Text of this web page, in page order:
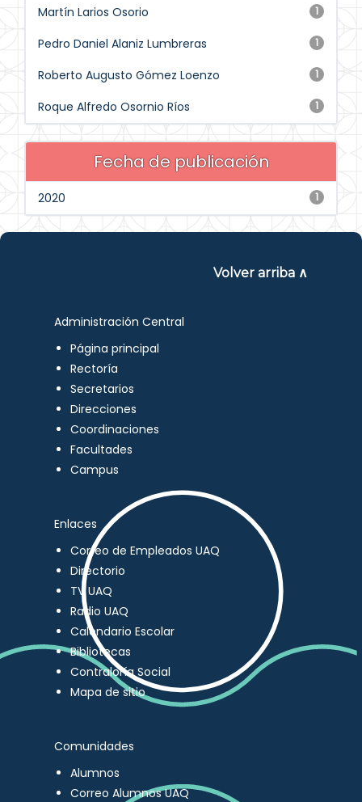
1
Martín Larios Osorio
1
Pedro Daniel Alaniz Lumbreras
1
Roberto Augusto Gómez Loenzo
1
Roque Alfredo Osornio Ríos
Fecha de publicación
1
2020
Volver arriba ∧
Administración Central
Página principal
Rectoría
Secretarios
Direcciones
Coordinaciones
Facultades
Campus
Enlaces
Correo de Empleados UAQ
Directorio
TV UAQ
Radio UAQ
Calendario Escolar
Bibliotecas
Contraloría Social
Mapa de sitio
Comunidades
Alumnos
Correo Alumnos UAQ